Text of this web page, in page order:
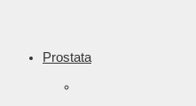
Prostata